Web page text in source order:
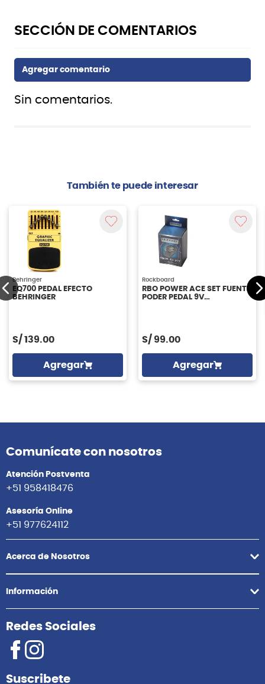
Sin comentarios.
También te puede interesar
Behringer
EQ700 PEDAL EFECTO
BEHRINGER
S/ 139.00
Agregar
Rockboard
RBO POWER ACE SET FUENTE
PODER PEDAL 9V
S/ 99.00
Agregar
Comunícate con nosotros
Atención Postventa
+51 958418476
Asesoría Online
+51 977624112
Acerca de Nosotros
Información
Redes Sociales
Suscribete